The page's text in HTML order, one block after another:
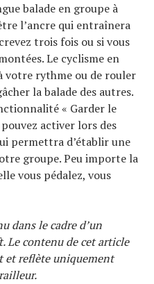
balade en groupe à
l’ancre qui entraînera
trois fois ou si vous
Le cyclisme en
votre rythme ou de rouler
la balade des autres.
« Garder le
activer lors des
permettra d’établir une
groupe. Peu importe la
vous pédalez, vous
dans le cadre d’un
Le contenu de cet article
et reflète uniquement